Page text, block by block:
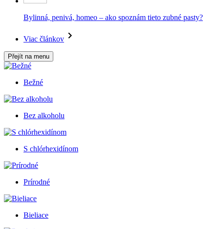
Bylinná, penivá, homeo – ako spoznám tieto zubné pasty?
Viac článkov
Přejít na menu
Bežné
Bez alkoholu
S chlórhexidínom
Prírodné
Bieliace